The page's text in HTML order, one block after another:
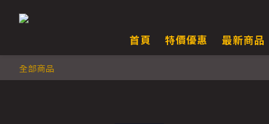
首頁
特價優惠 最新商品
全部商品